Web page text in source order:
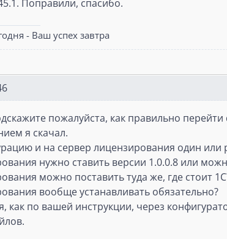
Поправили, спасибо.
- Ваш успех завтра
пожалуйста, как правильно
я скачал.
и на сервер лицензирования один
нужно ставить версии 1.0.0.8 или
можно поставить туда же, где стоит
вообще устанавливать обязательно?
как по вашей инструкции, через